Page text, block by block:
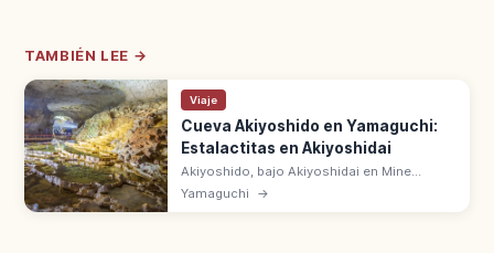
TAMBIÉN LEE →
Viaje
Cueva Akiyoshido en Yamaguchi:
Estalactitas en Akiyoshidai
Akiyoshido, bajo Akiyoshidai en Mine
(Yamaguchi), es la gran cueva caliza con
formaciones como Hyakumai-zara y Ogon-
Yamaguchi →